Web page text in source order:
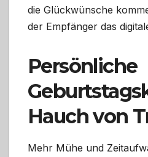
die Glückwünsche
der Empfänger das
Persönliche
Hauch von
Mehr Mühe und